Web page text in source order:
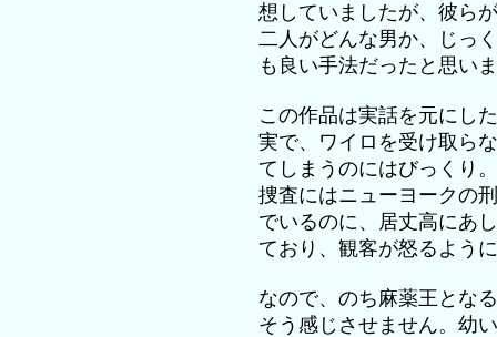
想していましたが、彼ら
二人がどんな男か、じっ
も良い手法だったと思い
この作品は実話を元にし
実で、ワイロを受け取ら
てしまうのにはびっくり
捜査にはニューヨークの
でいるのに、居丈高にあ
ており、観客が怒るよう
なので、のち麻薬王とな
そう感じさせません。幼